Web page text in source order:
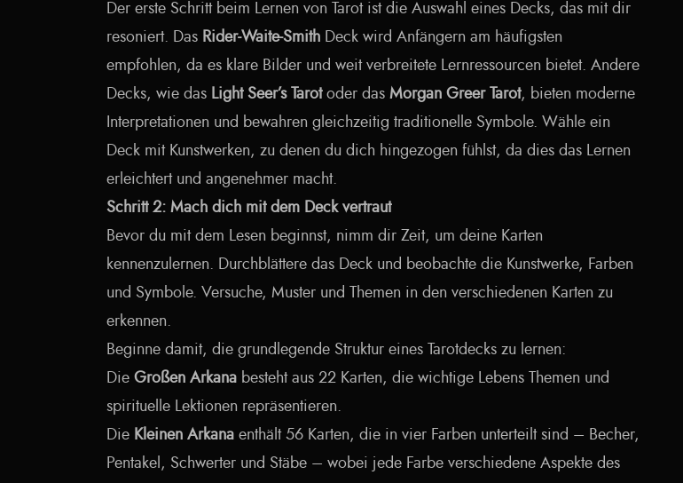
Der erste Schritt beim Lernen von Tarot ist die Auswahl eines Decks, das mit dir
resoniert. Das Rider-Waite-Smith Deck wird Anfängern am häufigsten
empfohlen, da es klare Bilder und weit verbreitete Lernressourcen bietet. Andere
Decks, wie das Light Seer’s Tarotoder das Morgan Greer Tarot, bieten moderne
Interpretationen und bewahren gleichzeitig traditionelle Symbole. Wähle ein
Deck mit Kunstwerken, zu denen du dich hingezogen fühlst, da dies das Lernen
erleichtert und angenehmer macht.
Schritt 2: Mach dich mit dem Deck vertraut
Bevor du mit dem Lesen beginnst, nimm dir Zeit, um deine Karten
kennenzulernen. Durchblättere das Deck und beobachte die Kunstwerke, Farben
und Symbole. Versuche, Muster und Themen in den verschiedenen Karten zu
erkennen.
Beginne damit, die grundlegende Struktur eines Tarotdecks zu lernen:
Die Großen Arkana besteht aus 22 Karten, die wichtige Lebens Themen und
spirituelle Lektionen repräsentieren.
Die Kleinen Arkana enthält 56 Karten, die in vier Farben unterteilt sind – Becher,
Pentakel, Schwerter und Stäbe – wobei jede Farbe verschiedene Aspekte des